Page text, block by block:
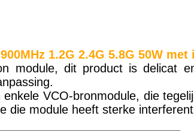
1.2G 2.4G 5.8G 50W
module, dit product is delicat
VCO-bronmodule, die
die module heeft sterke